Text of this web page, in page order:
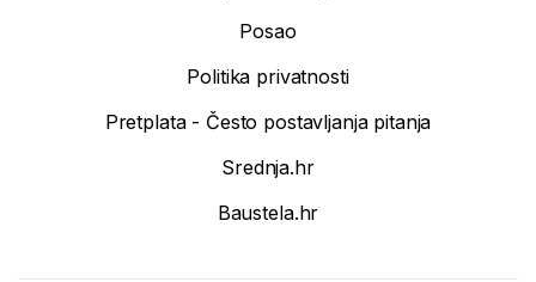
Posao
Politika privatnosti
Pretplata - Često postavljanja pitanja
Srednja.hr
Baustela.hr